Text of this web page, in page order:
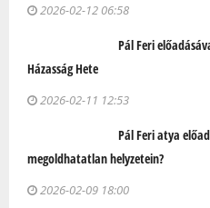
2026-02-12 06:58
Pál Feri
Házasság Hete
2026-02-11 12:53
Pál Feri atya
megoldhatatlan helyzetein?
2026-02-09 18:00